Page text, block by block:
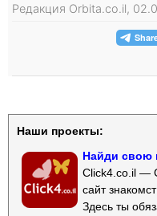
Редакция Orbita.co.il,
Наши проекты:
Найди свою
Click4.co.il —
сайт
Здесь ты